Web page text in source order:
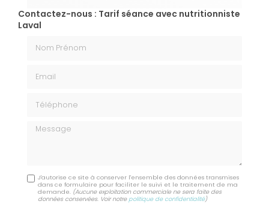
Contactez-nous : Tarif séance avec nutritionniste
Laval
Message
J'autorise ce site à conserver l'ensemble des données transmises
dans ce formulaire pour faciliter le suivi et le traitement de ma
demande. (Aucune exploitation commerciale ne sera faite des
données conservées. Voir notre politique de confidentialité)